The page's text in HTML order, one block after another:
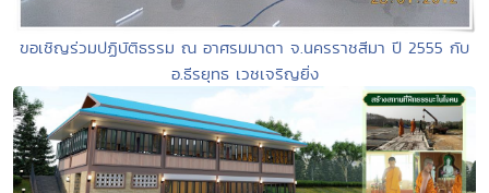
ขอเชิญร่วมปฏิบัติธรรม ณ อาศรมมาตา จ.นครราชสีมา ปี 2555 กับ
อ.ธีรยุทธ เวชเจริญยิ่ง